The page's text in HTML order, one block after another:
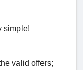
simple!
valid offers;